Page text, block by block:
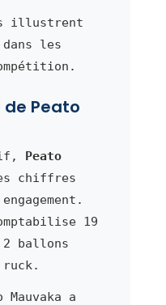
illustrent
les
Peato
Peato
chiffres
19
2 ballons
a